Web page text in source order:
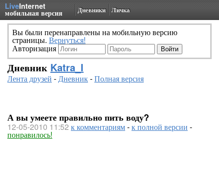
LiveInternet
мобильная версия Дневники Личка
Вы были перенаправлены на мобильную версию
страницы. Вернуться!
Авторизация
Дневник Katra_I
Лента друзей -Дневник-Полная версия
А вы умеете правильно пить воду?
12-05-2010 11:52 к комментариям-к полной версии -
понравилось!